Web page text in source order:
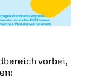
vorbei,